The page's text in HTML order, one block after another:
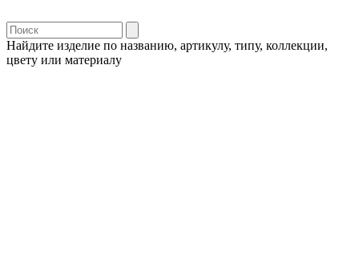
Найдите изделие по названию, артикулу, типу, коллекции,
цвету или материалу